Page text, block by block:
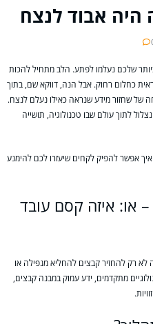
היה אבוד לנצח
שלכם נעלמו לפתע. הלב מתחיל להכות
כחלום רחוק. אבל הנה, דווקא שם, בתוך
של שחזור מידע שנראה כאילו נעלם לנצח.
לתוך עולם שבו טכנולוגיה, תושייה
אפשר להפיק לקחים שיעזרו לכם להימנע
או: איזה קסם עובד
לא רק להחזיר קבצים להחליא מנפילה או
מתקדמים, ידע עמוק במבנה קבצים,